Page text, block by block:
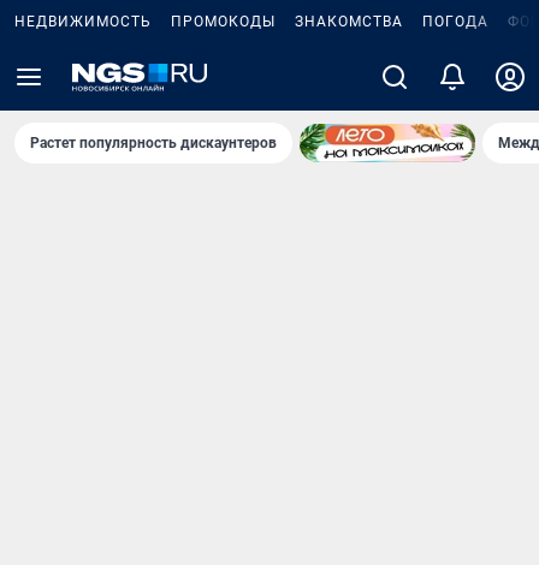
НЕДВИЖИМОСТЬ ПРОМОКОДЫ ЗНАКОМСТВА ПОГОДА
Растет популярность дискаунтеров